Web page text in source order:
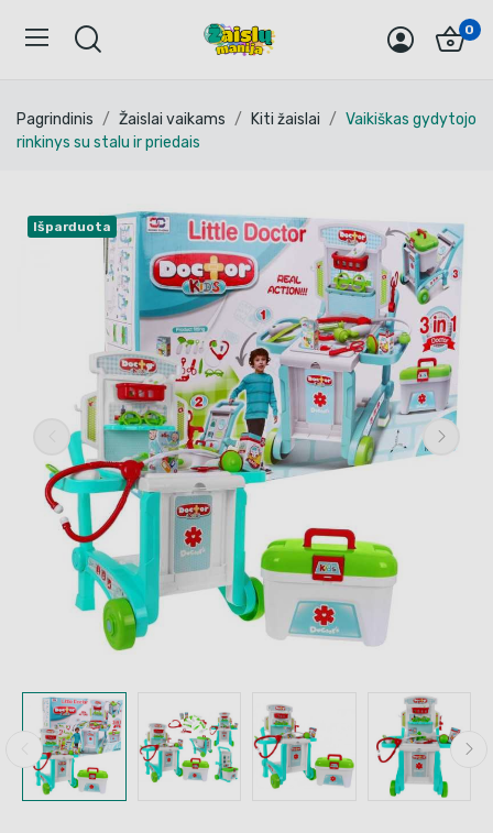
0
Pagrindinis Žaislai vaikams Kiti žaislai
Vaikiškas gydytojo
rinkinys su stalu ir priedais
Išparduota